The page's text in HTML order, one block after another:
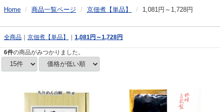
Home 商品一覧ページ 京佃煮【単品】 1,081円～1,728円
全商品 京佃煮【単品】 1,081円～1,728円
6件の商品がみつかりました。